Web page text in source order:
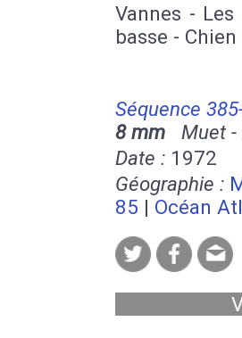
Vannes -
basse - Chien
Séquence
8 mm Muet -
Date : 1972
Géographie :
85 | Océan